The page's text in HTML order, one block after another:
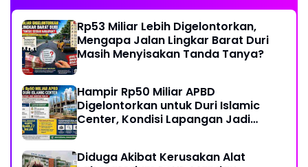
Rp53 Miliar Lebih Digelontorkan,
Mengapa Jalan Lingkar Barat Duri
Masih Menyisakan Tanda Tanya?
Hampir Rp50 Miliar APBD
Digelontorkan untuk Duri Islamic
Center, Kondisi Lapangan Jadi
Diduga Akibat Kerusakan Alat